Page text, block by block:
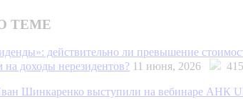
ТЕМЕ
действительно ли превышение
доходы нерезидентов? 11 июня, 2026 415
Шинкаренко выступили на вебинаре АНК